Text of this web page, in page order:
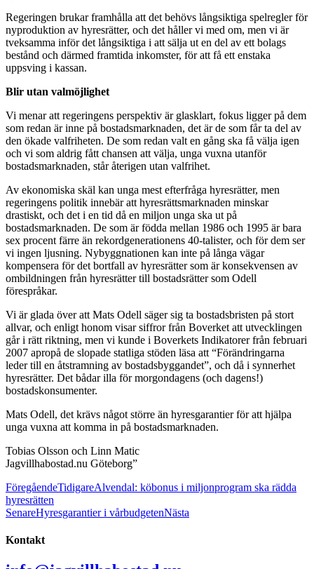
Regeringen brukar framhålla att det behövs långsiktiga spelregler för
nyproduktion av hyresrätter, och det håller vi med om, men vi är
tveksamma inför det långsiktiga i att sälja ut en del av ett bolags
bestånd och därmed framtida inkomster, för att få ett enstaka
uppsving i kassan.
Blir utan valmöjlighet
Vi menar att regeringens perspektiv är glasklart, fokus ligger på dem
som redan är inne på bostadsmarknaden, det är de som får ta del av
den ökade valfriheten. De som redan valt en gång ska få välja igen
och vi som aldrig fått chansen att välja, unga vuxna utanför
bostadsmarknaden, står återigen utan valfrihet.
Av ekonomiska skäl kan unga mest efterfråga hyresrätter, men
regeringens politik innebär att hyresrättsmarknaden minskar
drastiskt, och det i en tid då en miljon unga ska ut på
bostadsmarknaden. De som är födda mellan 1986 och 1995 är bara
sex procent färre än rekordgenerationens 40-talister, och för dem ser
vi ingen ljusning. Nybyggnationen kan inte på långa vägar
kompensera för det bortfall av hyresrätter som är konsekvensen av
ombildningen från hyresrätter till bostadsrätter som Odell
förespråkar.
Vi är glada över att Mats Odell säger sig ta bostadsbristen på stort
allvar, och enligt honom visar siffror från Boverket att utvecklingen
går i rätt riktning, men vi kunde i Boverkets Indikatorer från februari
2007 apropå de slopade statliga stöden läsa att “Förändringarna
leder till en åtstramning av bostadsbyggandet”, och då i synnerhet
hyresrätter. Det bådar illa för morgondagens (och dagens!)
bostadskonsumenter.
Mats Odell, det krävs något större än hyresgarantier för att hjälpa
unga vuxna att komma in på bostadsmarknaden.
Tobias Olsson och Linn Matic
Jagvillhabostad.nu Göteborg”
FöregåendeTidigareAlvendal: köbonus i miljonprogram ska rädda
hyresrätten
SenareHyresgarantier i vårbudgetenNästa
Kontakt